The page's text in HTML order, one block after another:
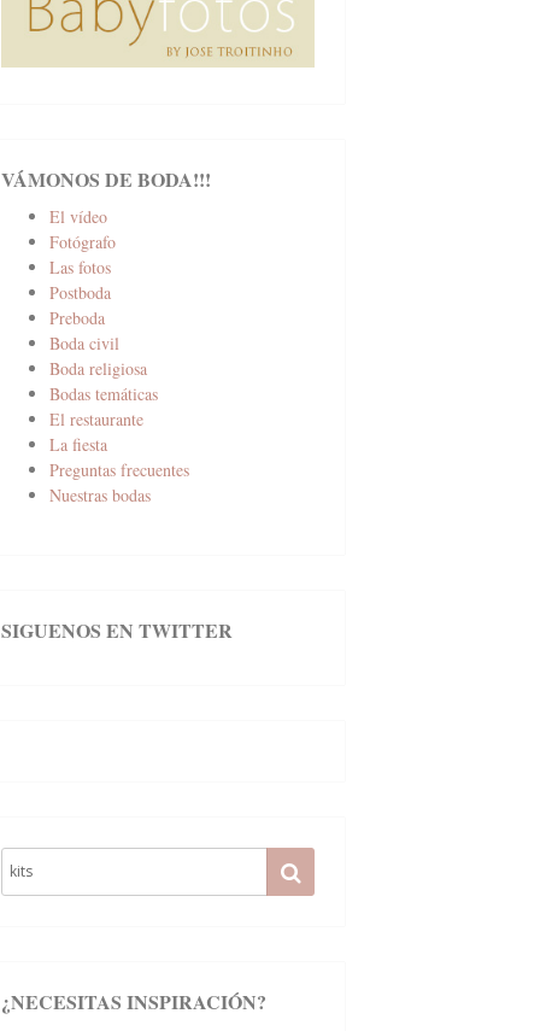
VÁMONOS DE BODA!!!
El vídeo
Fotógrafo
Las fotos
Postboda
Preboda
Boda civil
Boda religiosa
Bodas temáticas
El restaurante
La fiesta
Preguntas frecuentes
Nuestras bodas
SIGUENOS EN TWITTER
for:
¿NECESITAS INSPIRACIÓN?